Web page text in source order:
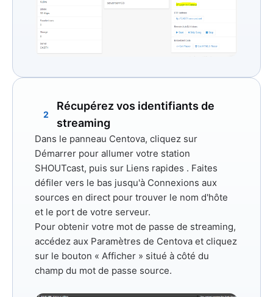
2
Récupérez vos identifiants de
streaming
Dans le panneau Centova, cliquez sur
Démarrer pour allumer votre station
SHOUTcast, puis sur Liens rapides . Faites
défiler vers le bas jusqu'à Connexions aux
sources en direct pour trouver le nom d'hôte
et le port de votre serveur.
Pour obtenir votre mot de passe de streaming,
accédez aux Paramètres de Centova et cliquez
sur le bouton « Afficher » situé à côté du
champ du mot de passe source.